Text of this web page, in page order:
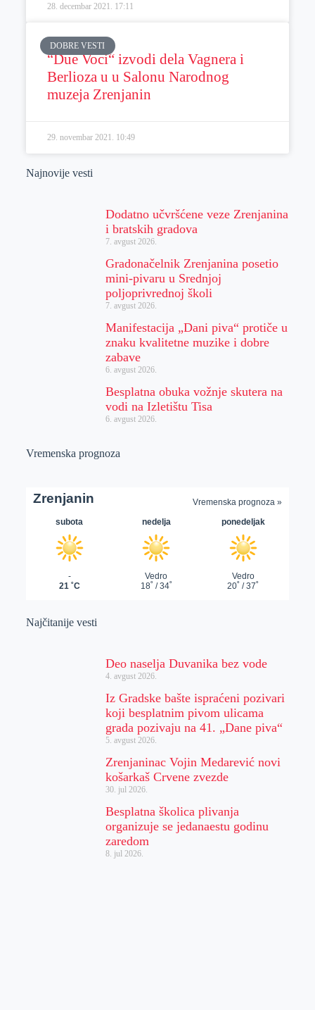
28. decembar 2021. 17:11
DOBRE VESTI
“Due Voci“ izvodi dela Vagnera i
Berlioza u u Salonu Narodnog
muzeja Zrenjanin
29. novembar 2021. 10:49
Najnovije vesti
Dodatno učvršćene veze Zrenjanina
i bratskih gradova
7. avgust 2026.
Gradonačelnik Zrenjanina posetio
mini-pivaru u Srednjoj
poljoprivrednoj školi
7. avgust 2026.
Manifestacija „Dani piva“ protiče u
znaku kvalitetne muzike i dobre
zabave
6. avgust 2026.
Besplatna obuka vožnje skutera na
vodi na Izletištu Tisa
6. avgust 2026.
Vremenska prognoza
Najčitanije vesti
Deo naselja Duvanika bez vode
4. avgust 2026.
Iz Gradske bašte ispraćeni pozivari
koji besplatnim pivom ulicama
grada pozivaju na 41. „Dane piva“
5. avgust 2026.
Zrenjaninac Vojin Medarević novi
košarkaš Crvene zvezde
30. jul 2026.
Besplatna školica plivanja
organizuje se jedanaestu godinu
zaredom
8. jul 2026.